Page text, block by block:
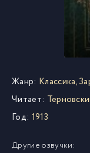
Жанр: Классика,
Читает:
Год: 1913
Другие озвучки: